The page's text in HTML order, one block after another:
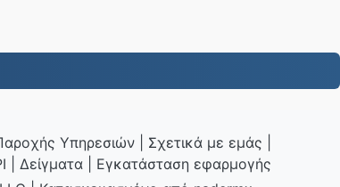
Υπηρεσιών Σχετικά με εμάς
Δείγματα| Εγκατάσταση εφαρμογής